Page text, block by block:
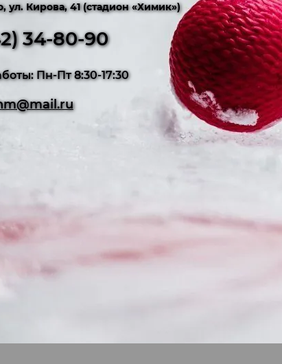
ул. Кирова, 41 (стадион «Химик»)
34-80-90
Пн-Пт 8:30-17:30